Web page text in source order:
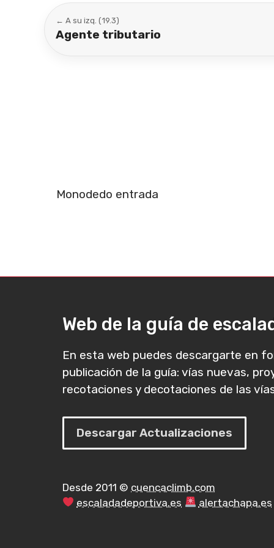
← A su izq. (19.3)
Agente tributario
Monodedo entrada
Web de la guía de
En esta web puedes descargarte en
publicación de la guía: vías nuevas,
recotaciones y decotaciones de las
Descargar Actualizaciones
Desde 2011 © cuencaclimb.com
escaladadeportiva.es
alertachapa.es